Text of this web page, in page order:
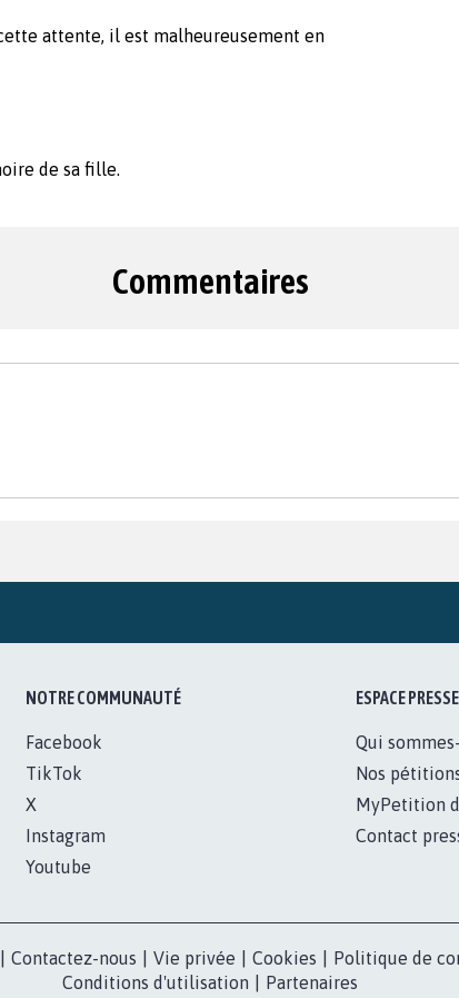
attente, il est malheureusement en
de sa fille.
Commentaires
NOTRE COMMUNAUTÉ
Facebook
TikTok
X
Instagram
Youtube
ESPACE PRESSE
Qui
Nos
MyPetition
Contact
Contactez-nous Vie privée Cookies Politique de
Conditions d'utilisation
Partenaires